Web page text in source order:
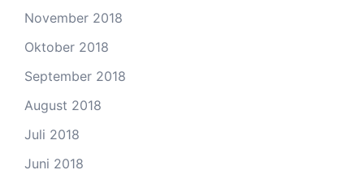
November 2018
Oktober 2018
September 2018
August 2018
Juli 2018
Juni 2018